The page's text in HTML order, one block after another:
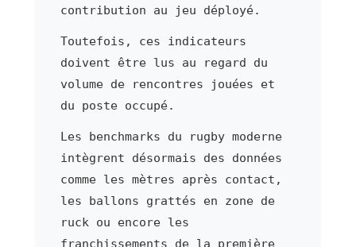
contribution au jeu déployé.
Toutefois, ces indicateurs
doivent être lus au regard du
volume de rencontres jouées et
du poste occupé.
Les benchmarks du rugby moderne
intègrent désormais des données
comme les mètres après contact,
les ballons grattés en zone de
ruck ou encore les
franchissements de la première